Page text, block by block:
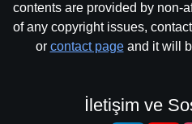
contents are provided by non-
of any copyright issues, contact
or contact pageand it will
İletişim ve